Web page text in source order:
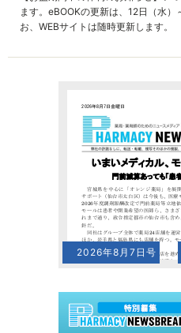
ます。eBOOKの更新は、12日（水
お、WEBサイトは随時更新します。
2026年8月7日号